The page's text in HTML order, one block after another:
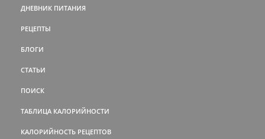
ДНЕВНИК ПИТАНИЯ
РЕЦЕПТЫ
БЛОГИ
СТАТЬИ
ПОИСК
ТАБЛИЦА КАЛОРИЙНОСТИ
КАЛОРИЙНОСТЬ РЕЦЕПТОВ